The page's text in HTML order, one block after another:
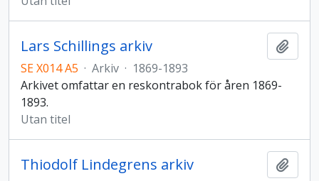
Lars Schillings arkiv
SE X014 A5 · Arkiv · 1869-1893
Arkivet omfattar en reskontrabok för åren 1869-
1893.
Utan titel
Thiodolf Lindegrens arkiv